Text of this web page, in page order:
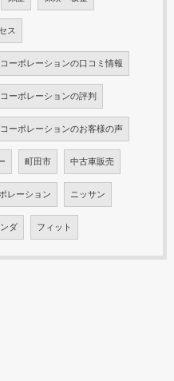
ス
ーポレーションの口コミ情報
ーポレーションの評判
ーポレーションのお客様の声
町田市 中古車販売
レーション ニッサン
ダ フィット